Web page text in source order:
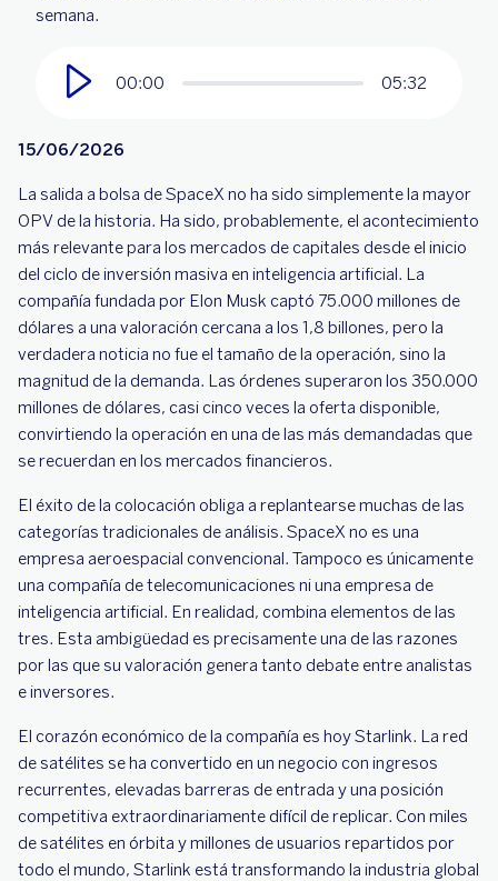
semana.
00:00 05:32
15/06/2026
La salida a bolsa de SpaceX no ha sido simplemente la mayor
OPV de la historia. Ha sido, probablemente, el acontecimiento
más relevante para los mercados de capitales desde el inicio
del ciclo de inversión masiva en inteligencia artificial. La
compañía fundada por Elon Musk captó 75.000 millones de
dólares a una valoración cercana a los 1,8 billones, pero la
verdadera noticia no fue el tamaño de la operación, sino la
magnitud de la demanda. Las órdenes superaron los 350.000
millones de dólares, casi cinco veces la oferta disponible,
convirtiendo la operación en una de las más demandadas que
se recuerdan en los mercados financieros.
El éxito de la colocación obliga a replantearse muchas de las
categorías tradicionales de análisis. SpaceX no es una
empresa aeroespacial convencional. Tampoco es únicamente
una compañía de telecomunicaciones ni una empresa de
inteligencia artificial. En realidad, combina elementos de las
tres. Esta ambigüedad es precisamente una de las razones
por las que su valoración genera tanto debate entre analistas
e inversores.
El corazón económico de la compañía es hoy Starlink. La red
de satélites se ha convertido en un negocio con ingresos
recurrentes, elevadas barreras de entrada y una posición
competitiva extraordinariamente difícil de replicar. Con miles
de satélites en órbita y millones de usuarios repartidos por
todo el mundo, Starlink está transformando la industria global